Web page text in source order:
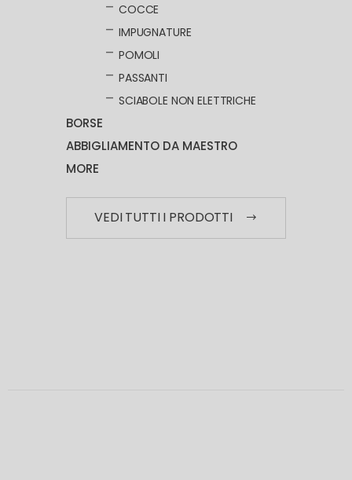
COCCE
IMPUGNATURE
POMOLI
PASSANTI
SCIABOLE NON ELETTRICHE
BORSE
ABBIGLIAMENTO DA MAESTRO
MORE
VEDI TUTTI I PRODOTTI